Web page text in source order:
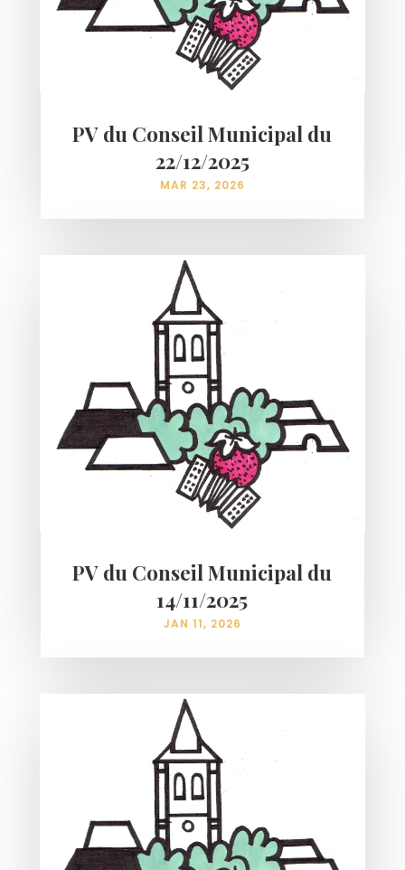
PV du Conseil Municipal du
22/12/2025
MAR 23, 2026
PV du Conseil Municipal du
14/11/2025
JAN 11, 2026